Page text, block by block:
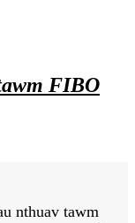
FIBO
nthuav tawm